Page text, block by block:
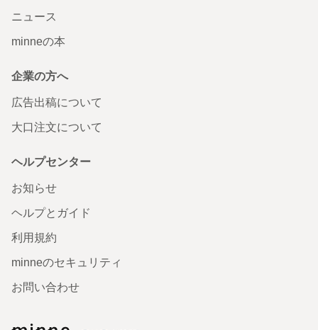
ニュース
minneの本
企業の方へ
広告出稿について
大口注文について
ヘルプセンター
お知らせ
ヘルプとガイド
利用規約
minneのセキュリティ
お問い合わせ